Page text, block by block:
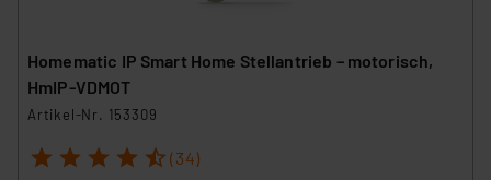
Homematic IP Smart Home Stellantrieb – motorisch,
HmIP-VDMOT
Artikel-Nr. 153309
1 2 3 4 5 (34)